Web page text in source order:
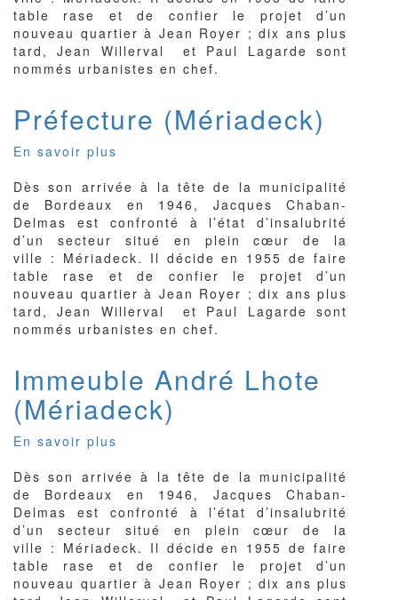
table rase et de confier le projet d’un
nouveau quartier à Jean Royer ; dix ans plus
tard, Jean Willerval et Paul Lagarde sont
nommés urbanistes en chef.
Préfecture (Mériadeck)
En savoir plus
(Mériadeck)
Dès son arrivée à la tête de la municipalité
de Bordeaux en 1946, Jacques Chaban-
Delmas est confronté à l’état d’insalubrité
d’un secteur situé en plein cœur de la
ville : Mériadeck. Il décide en 1955 de faire
table rase et de confier le projet d’un
nouveau quartier à Jean Royer ; dix ans plus
tard, Jean Willerval et Paul Lagarde sont
nommés urbanistes en chef.
Immeuble André Lhote
(Mériadeck)
En savoir plus
André
Lhote
(Mériadeck)
Dès son arrivée à la tête de la municipalité
de Bordeaux en 1946, Jacques Chaban-
Delmas est confronté à l’état d’insalubrité
d’un secteur situé en plein cœur de la
ville : Mériadeck. Il décide en 1955 de faire
table rase et de confier le projet d’un
nouveau quartier à Jean Royer ; dix ans plus